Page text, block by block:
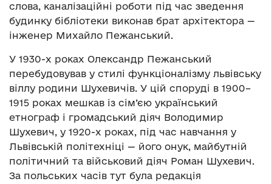
слова, каналізаційні роботи під час зведення
будинку бібліотеки ви­конав брат архітектора —
інженер Михайло Пежанський.
У 1930-х роках Олександр Пежанський
перебудовував у стилі функціоналізму львівську
віллу родини Шухевичів. У цій споруді в 1900–
1915 роках мешкав із сім’єю український
етнограф і громадський діяч Володимир
Шухевич, у 1920-х роках, під час навчання у
Львівській політехніці — його онук, майбутній
політичний та військовий діяч Роман Шухевич.
За польських часів тут була редакція